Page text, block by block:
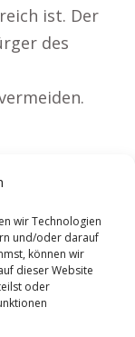
wir Technologien
und/oder darauf
können wir
dieser Website
oder
ist. Der
des
|